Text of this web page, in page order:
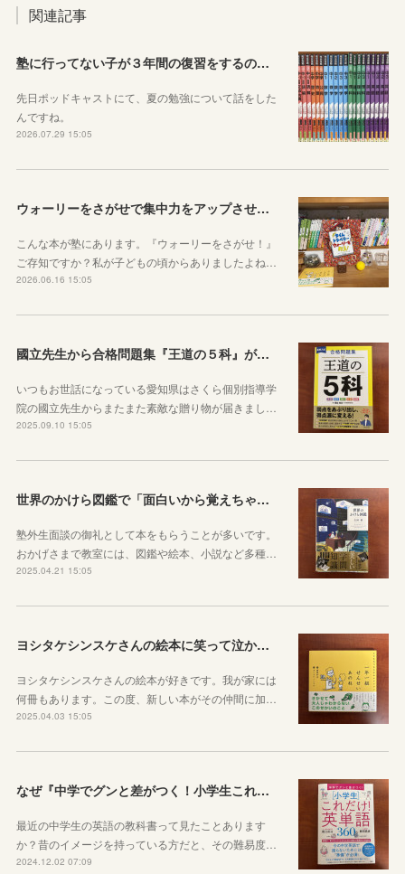
関連記事
塾に行ってない子が３年間の復習をするのに良さそうな教材を本屋で探してみました！
先日ポッドキャストにて、夏の勉強について話をした
んですね。
2026.07.29 15:05
ウォーリーをさがせで集中力をアップさせよう！
こんな本が塾にあります。『ウォーリーをさがせ！』
ご存知ですか？私が子どもの頃からありましたよね…
2026.06.16 15:05
國立先生から合格問題集『王道の５科』が届きました！
いつもお世話になっている愛知県はさくら個別指導学
院の國立先生からまたまた素敵な贈り物が届きまし…
2025.09.10 15:05
世界のかけら図鑑で「面白いから覚えちゃう」を実感してほしい
塾外生面談の御礼として本をもらうことが多いです。
おかげさまで教室には、図鑑や絵本、小説など多種…
2025.04.21 15:05
ヨシタケシンスケさんの絵本に笑って泣かされた
ヨシタケシンスケさんの絵本が好きです。我が家には
何冊もあります。この度、新しい本がその仲間に加…
2025.04.03 15:05
なぜ『中学でグンと差がつく！小学生これだけ英単語360』が必要か
最近の中学生の英語の教科書って見たことあります
か？昔のイメージを持っている方だと、その難易度…
2024.12.02 07:09